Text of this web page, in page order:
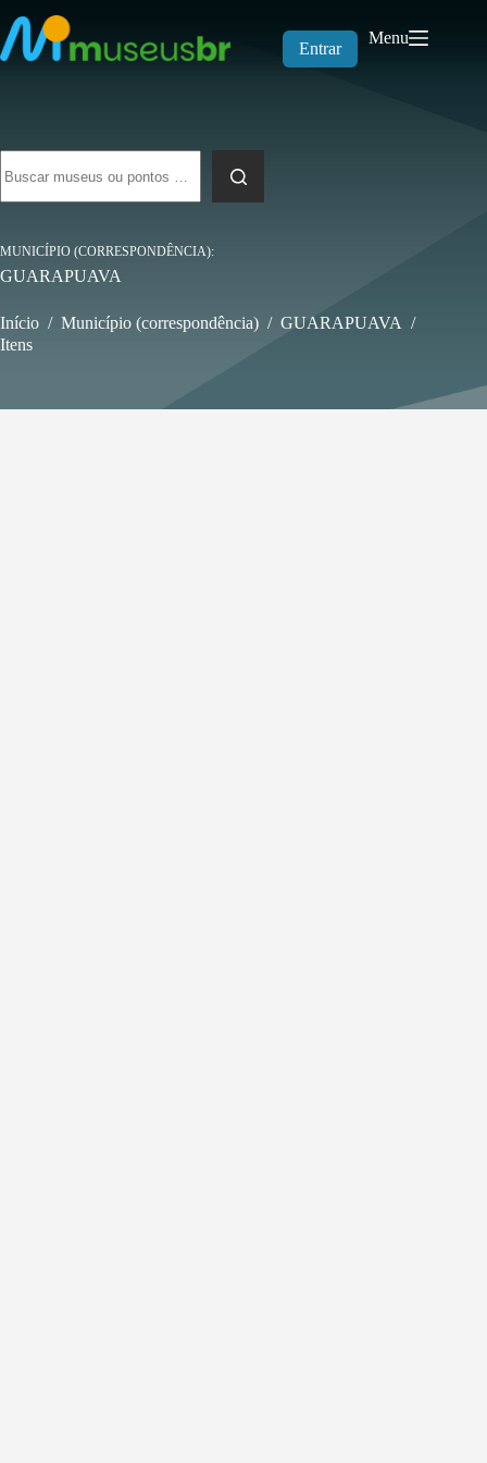
para
o
conteúdo
Entrar
Menu
resultados
MUNICÍPIO (CORRESPONDÊNCIA)
GUARAPUAVA
Início / Município (correspondência) / GUARAPUAVA /
Itens